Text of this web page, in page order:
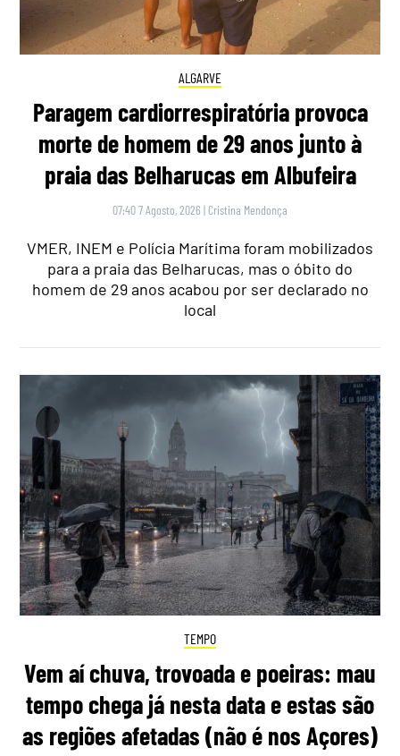
ALGARVE
Paragem cardiorrespiratória provoca
morte de homem de 29 anos junto à
praia das Belharucas em Albufeira
07:40 7 Agosto, 2026 | Cristina Mendonça
VMER, INEM e Polícia Marítima foram mobilizados
para a praia das Belharucas, mas o óbito do
homem de 29 anos acabou por ser declarado no
local
TEMPO
Vem aí chuva, trovoada e poeiras: mau
tempo chega já nesta data e estas são
as regiões afetadas (não é nos Açores)